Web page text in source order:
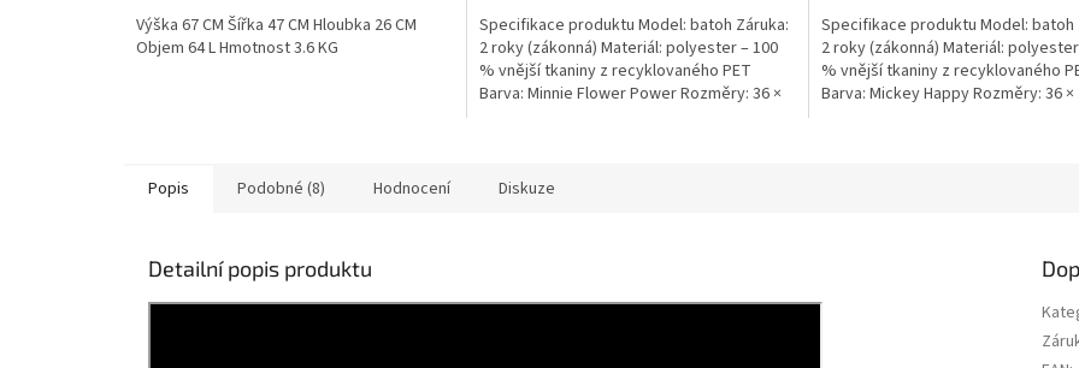
Výška 67 CM Šířka 47 CM Hloubka 26 CM
Objem 64 L Hmotnost 3.6 KG
Specifikace produktu Model: batoh Záruka:
2 roky (zákonná) Materiál: polyester – 100
% vnější tkaniny z recyklovaného PET
Barva: Minnie Flower Power Rozměry: 36 ×
Specifikace produktu Model: batoh
2 roky (zákonná) Materiál:
% vnější tkaniny z recyklovaného
Barva: Mickey Happy Rozměry: 36 ×
Popis Podobné (8) Hodnocení Diskuze
Detailní popis produktu